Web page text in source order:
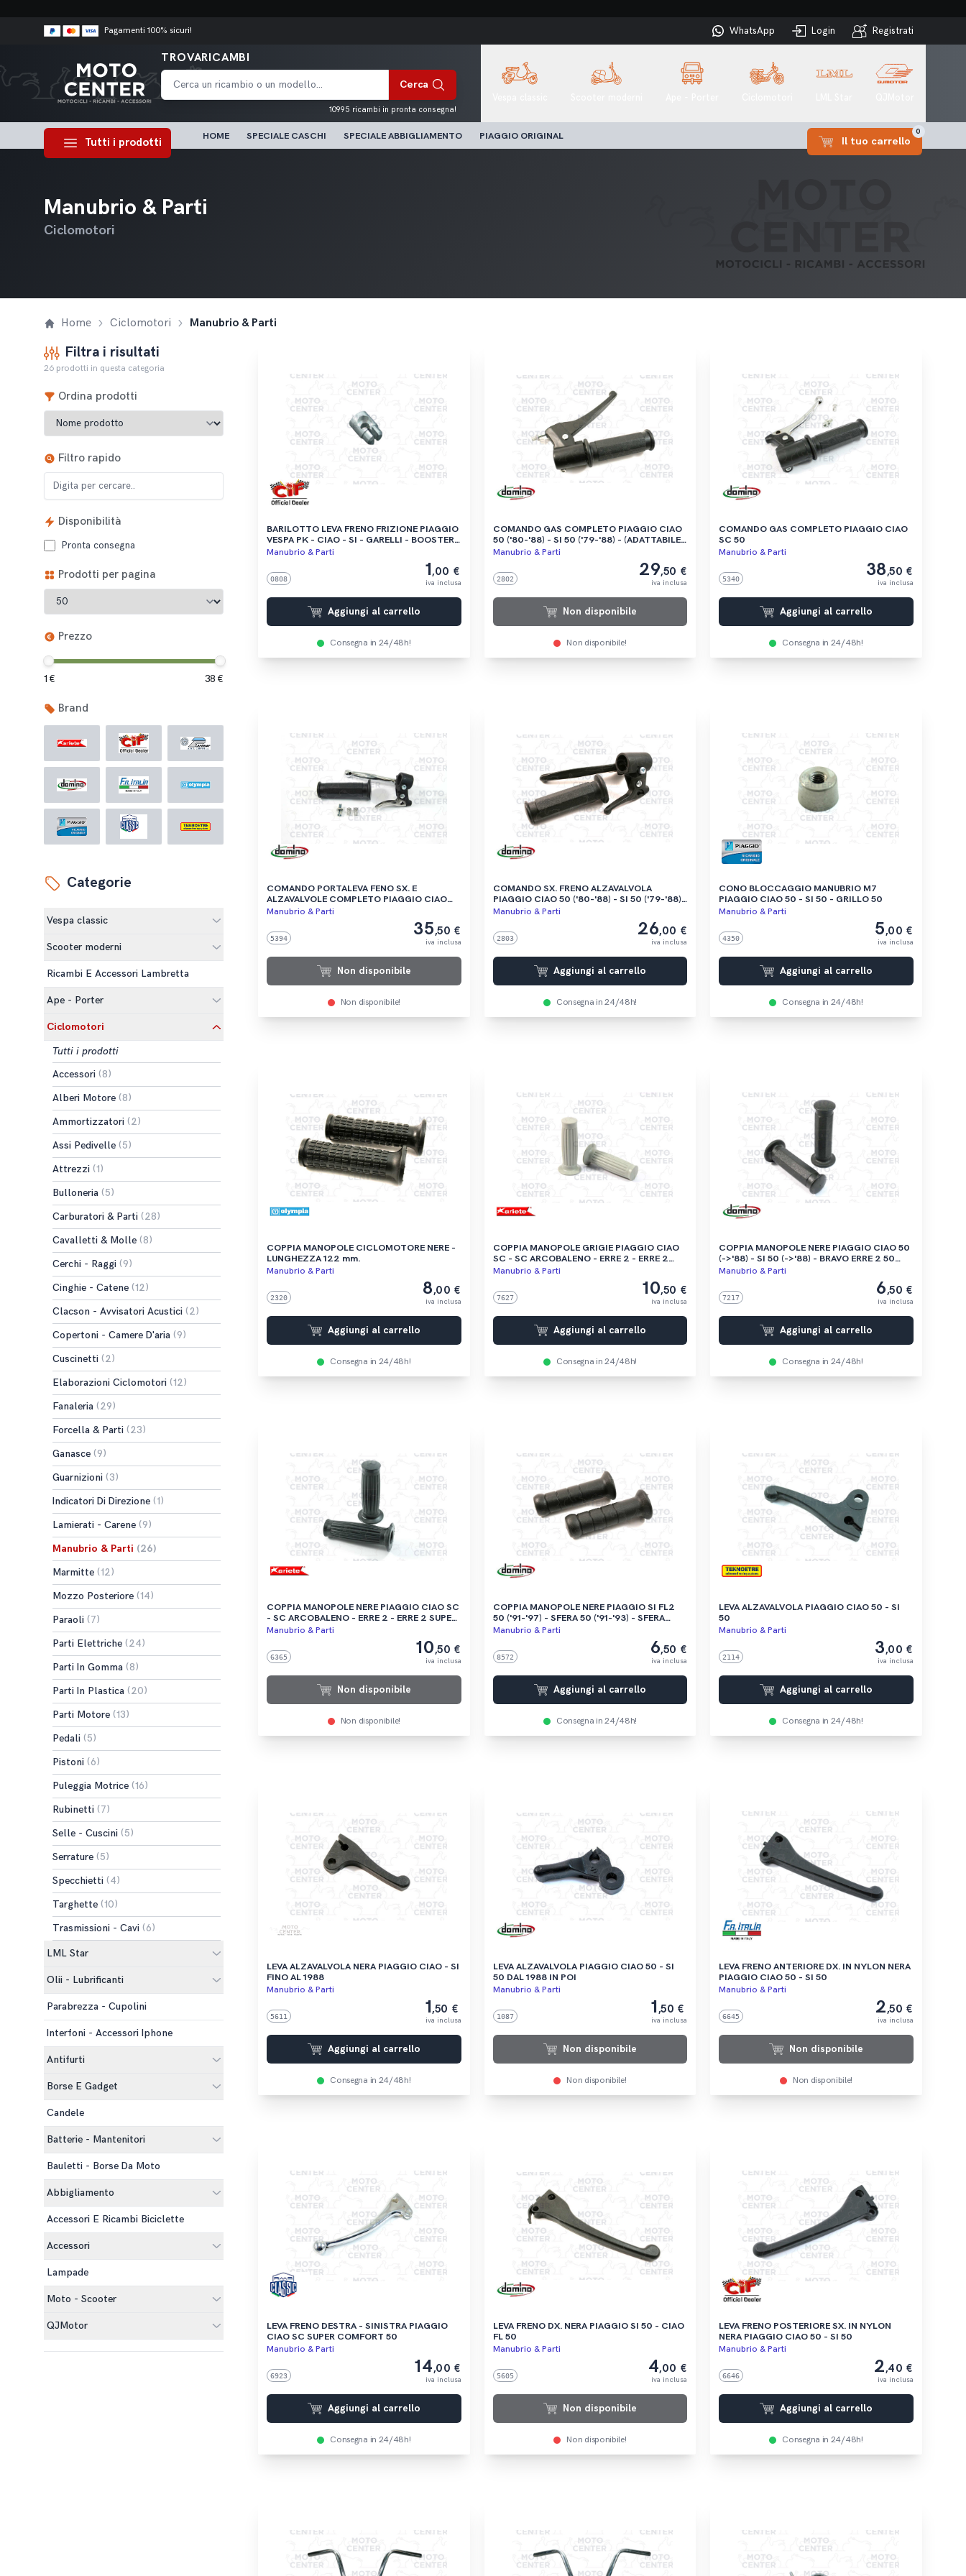
Pagamenti 100% sicuri! WhatsApp Login Registrati
TROVARICAMBI
Cerca
10995 ricambi in pronta consegna!
Tutti i prodotti
HOME SPECIALE CASCHI SPECIALE ABBIGLIAMENTO PIAGGIO ORIGINAL Il tuo carrello
0
Manubrio & Parti
Ciclomotori
Home Ciclomotori Manubrio & Parti
Filtra i risultati
26 prodotti in questa categoria
Ordina prodotti
Filtro rapido
Disponibilità
Pronta consegna
Prodotti per pagina
Prezzo
1 € 38 €
Brand
Categorie
Vespa classic
Scooter moderni
Ricambi E Accessori Lambretta
Ape - Porter
Ciclomotori
Tutti i prodotti
Accessori(8)
Alberi Motore(8)
Ammortizzatori(2)
Assi Pedivelle(5)
Attrezzi(1)
Bulloneria(5)
Carburatori & Parti(28)
Cavalletti & Molle(8)
Cerchi - Raggi(9)
Cinghie - Catene(12)
Clacson - Avvisatori Acustici(2)
Copertoni - Camere D'aria(9)
Cuscinetti(2)
Elaborazioni Ciclomotori(12)
Fanaleria(29)
Forcella & Parti(23)
Ganasce(9)
Guarnizioni(3)
Indicatori Di Direzione(1)
Lamierati - Carene(9)
Manubrio & Parti (26)
Marmitte(12)
Mozzo Posteriore(14)
Paraoli(7)
Parti Elettriche(24)
Parti In Gomma(8)
Parti In Plastica(20)
Parti Motore(13)
Pedali(5)
Pistoni(6)
Puleggia Motrice(16)
Rubinetti(7)
Selle - Cuscini(5)
Serrature(5)
Specchietti(4)
Targhette(10)
Trasmissioni - Cavi(6)
LML Star
Olii - Lubrificanti
Parabrezza - Cupolini
Interfoni - Accessori Iphone
Antifurti
Borse E Gadget
Candele
Batterie - Mantenitori
Bauletti - Borse Da Moto
Abbigliamento
Accessori E Ricambi Biciclette
Accessori
Lampade
Moto - Scooter
QJMotor
BARILOTTO LEVA FRENO FRIZIONE PIAGGIO
VESPA PK - CIAO - SI - GARELLI - BOOSTER -
AMICO - MALAGUTI
Manubrio & Parti
0808 1,00 €
iva inclusa
Aggiungi al carrello
Consegna in 24/48h!
COMANDO GAS COMPLETO PIAGGIO CIAO
50 ('80-'88) - SI 50 ('79-'88) - (ADATTABILE
AD ALTRI CICLOMOTORI PIAGGIO)
Manubrio & Parti
2802 29,50 €
iva inclusa
Non disponibile
Non disponibile!
COMANDO GAS COMPLETO PIAGGIO CIAO
SC 50
Manubrio & Parti
5340 38,50 €
iva inclusa
Aggiungi al carrello
Consegna in 24/48h!
COMANDO PORTALEVA FENO SX. E
ALZAVALVOLE COMPLETO PIAGGIO CIAO
SC 50
Manubrio & Parti
5394 35,50 €
iva inclusa
Non disponibile
Non disponibile!
COMANDO SX. FRENO ALZAVALVOLA
PIAGGIO CIAO 50 ('80-'88) - SI 50 ('79-'88)
- (ADATTABILE AD ALTRI CICLOMOTORI
Manubrio & Parti
2803 26,00 €
iva inclusa
Aggiungi al carrello
Consegna in 24/48h!
CONO BLOCCAGGIO MANUBRIO M7
PIAGGIO CIAO 50 - SI 50 - GRILLO 50
Manubrio & Parti
4350 5,00 €
iva inclusa
Aggiungi al carrello
Consegna in 24/48h!
COPPIA MANOPOLE CICLOMOTORE NERE -
LUNGHEZZA 122 mm.
Manubrio & Parti
2320 8,00 €
iva inclusa
Aggiungi al carrello
Consegna in 24/48h!
COPPIA MANOPOLE GRIGIE PIAGGIO CIAO
SC - SC ARCOBALENO - ERRE 2 - ERRE 2
SUPER COMFORT
Manubrio & Parti
7627 10,50 €
iva inclusa
Aggiungi al carrello
Consegna in 24/48h!
COPPIA MANOPOLE NERE PIAGGIO CIAO 50
(->'88) - SI 50 (->'88) - BRAVO ERRE 2 50
('75-'81) - BRAVO 3 50 ('87-'90) - APE 50
Manubrio & Parti
7217 6,50 €
iva inclusa
Aggiungi al carrello
Consegna in 24/48h!
COPPIA MANOPOLE NERE PIAGGIO CIAO SC
- SC ARCOBALENO - ERRE 2 - ERRE 2 SUPER
COMFORT
Manubrio & Parti
6365 10,50 €
iva inclusa
Non disponibile
Non disponibile!
COPPIA MANOPOLE NERE PIAGGIO SI FL2
50 ('91-'97) - SFERA 50 ('91-'93) - SFERA
MAQUILLAGE 2 50 ('94) SM51T
Manubrio & Parti
8572 6,50 €
iva inclusa
Aggiungi al carrello
Consegna in 24/48h!
LEVA ALZAVALVOLA PIAGGIO CIAO 50 - SI
50
Manubrio & Parti
2114 3,00 €
iva inclusa
Aggiungi al carrello
Consegna in 24/48h!
LEVA ALZAVALVOLA NERA PIAGGIO CIAO - SI
FINO AL 1988
Manubrio & Parti
5611 1,50 €
iva inclusa
Aggiungi al carrello
Consegna in 24/48h!
LEVA ALZAVALVOLA PIAGGIO CIAO 50 - SI
50 DAL 1988 IN POI
Manubrio & Parti
1087 1,50 €
iva inclusa
Non disponibile
Non disponibile!
LEVA FRENO ANTERIORE DX. IN NYLON NERA
PIAGGIO CIAO 50 - SI 50
Manubrio & Parti
6645 2,50 €
iva inclusa
Non disponibile
Non disponibile!
LEVA FRENO DESTRA - SINISTRA PIAGGIO
CIAO SC SUPER COMFORT 50
Manubrio & Parti
6923 14,00 €
iva inclusa
Aggiungi al carrello
Consegna in 24/48h!
LEVA FRENO DX. NERA PIAGGIO SI 50 - CIAO
FL 50
Manubrio & Parti
5605 4,00 €
iva inclusa
Non disponibile
Non disponibile!
LEVA FRENO POSTERIORE SX. IN NYLON
NERA PIAGGIO CIAO 50 - SI 50
Manubrio & Parti
6646 2,40 €
iva inclusa
Aggiungi al carrello
Consegna in 24/48h!